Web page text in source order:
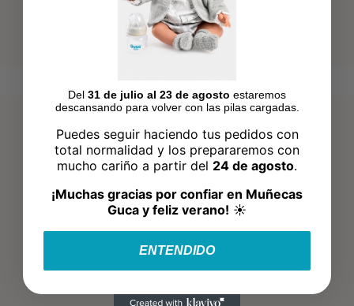
Del 31 de julio al 23 de agosto estaremos
descansando para volver con las pilas cargadas.
Puedes seguir haciendo tus pedidos con
total normalidad y los prepararemos con
mucho cariño a partir del 24 de agosto.
¡Muchas gracias por confiar en Muñecas
Guca y feliz verano! ☀️
ENTENDIDO